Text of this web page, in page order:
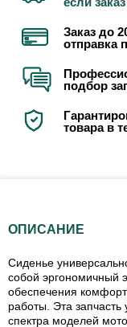
Заказ до
отправка
подбор
товара в
ОПИСАНИЕ
Сиденье
собой эргономичный
обеспечения
работы. Эта
спектра моделей